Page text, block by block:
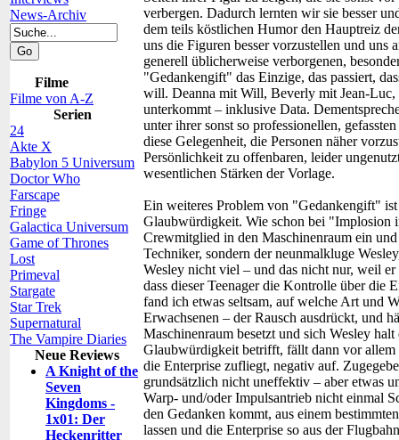
News-Archiv
Filme
Filme von A-Z
Serien
24
Akte X
Babylon 5 Universum
Doctor Who
Farscape
Fringe
Galactica Universum
Game of Thrones
Lost
Primeval
Stargate
Star Trek
Supernatural
The Vampire Diaries
Neue Reviews
A Knight of the
Seven
Kingdoms -
1x01: Der
Heckenritter
verbergen. Dadurch lernten wir sie besser
dem teils köstlichen Humor den Hauptreiz
uns die Figuren besser vorzustellen und uns
generell üblicherweise verborgenen,
"Gedankengift" das Einzige, das passiert,
will. Deanna mit Will, Beverly mit Jean-Luc,
unterkommt – inklusive Data.
unter ihrer sonst so professionellen,
diese Gelegenheit, die Personen näher
Persönlichkeit zu offenbaren, leider
wesentlichen Stärken der Vorlage.
Ein weiteres Problem von "Gedankengift"
Glaubwürdigkeit. Wie schon bei "Implosion
Crewmitglied in den Maschinenraum ein
Techniker, sondern der neunmalkluge
Wesley nicht viel – und das nicht nur, weil
dass dieser Teenager die Kontrolle über die
fand ich etwas seltsam, auf welche Art und
Erwachsenen – der Rausch ausdrückt, und
Maschinenraum besetzt und sich Wesley
Glaubwürdigkeit betrifft, fällt dann vor allem
die Enterprise zufliegt, negativ auf.
grundsätzlich nicht uneffektiv – aber etwas
Warp- und/oder Impulsantrieb nicht einmal
den Gedanken kommt, aus einem
lassen und die Enterprise so aus der